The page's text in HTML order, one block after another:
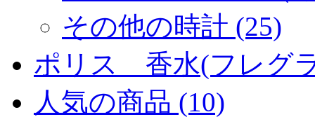
その他の時計 (25)
ポリス 香水(フレグ
人気の商品 (10)